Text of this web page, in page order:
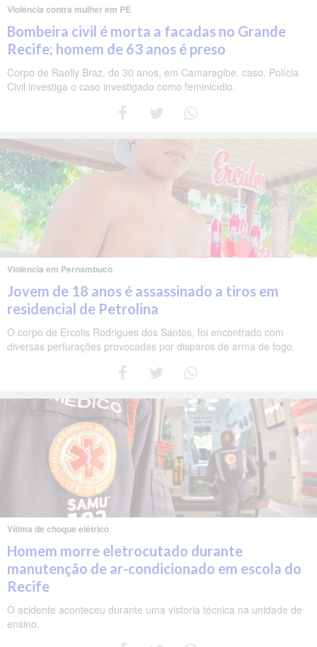
Violência contra mulher em PE
Bombeira civil é morta a facadas no Grande
Recife; homem de 63 anos é preso
Corpo de Raelly Braz, de 30 anos, em Camaragibe. caso. Polícia
Civil investiga o caso investigado como feminicídio.
Violência em Pernambuco
Jovem de 18 anos é assassinado a tiros em
residencial de Petrolina
O corpo de Ercolis Rodrigues dos Santos, foi encontrado com
diversas perfurações provocadas por disparos de arma de fogo.
Vítima de choque elétrico
Homem morre eletrocutado durante
manutenção de ar-condicionado em escola do
Recife
O acidente aconteceu durante uma vistoria técnica na unidade de
ensino.